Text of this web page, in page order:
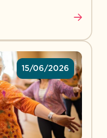
15/06/2026